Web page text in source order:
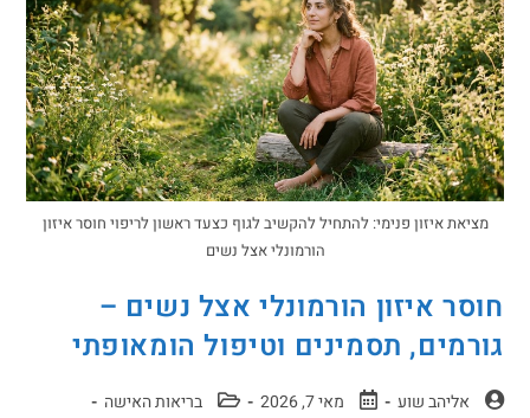
מציאת איזון פנימי: להתחיל להקשיב לגוף כצעד ראשון לריפוי חוסר איזון
הורמונלי אצל נשים
חוסר איזון הורמונלי אצל נשים –
גורמים, תסמינים וטיפול הומאופתי
אליהב שוע מאי 7, 2026
בריאות האישה